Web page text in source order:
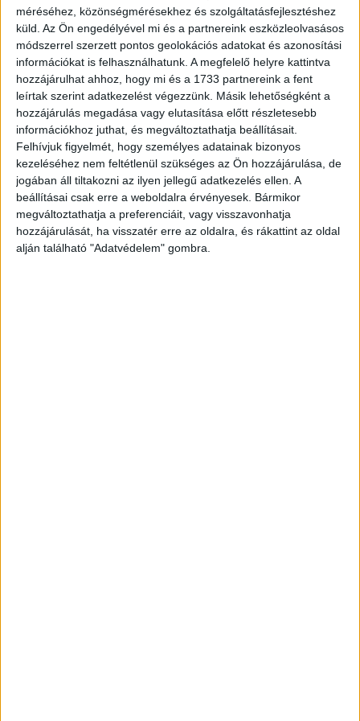
méréséhez, közönségmérésekhez és szolgáltatásfejlesztéshez
küld. Az Ön engedélyével mi és a partnereink eszközleolvasásos
módszerrel szerzett pontos geolokációs adatokat és azonosítási
információkat is felhasználhatunk. A megfelelő helyre kattintva
hozzájárulhat ahhoz, hogy mi és a 1733 partnereink a fent
leírtak szerint adatkezelést végezzünk. Másik lehetőségként a
hozzájárulás megadása vagy elutasítása előtt részletesebb
információkhoz juthat, és megváltoztathatja beállításait.
Felhívjuk figyelmét, hogy személyes adatainak bizonyos
kezeléséhez nem feltétlenül szükséges az Ön hozzájárulása, de
jogában áll tiltakozni az ilyen jellegű adatkezelés ellen. A
beállításai csak erre a weboldalra érvényesek. Bármikor
megváltoztathatja a preferenciáit, vagy visszavonhatja
hozzájárulását, ha visszatér erre az oldalra, és rákattint az oldal
alján található "Adatvédelem" gombra.
kerti bútorokról. Érdekesség, hogy az új divatirányzatnak
megfelelően már nemcsak a sötét, hanem a világos színű
bútorok is keresettek. Immár alapelvárás a fogyasztók
részéről, hogy a terasz vagy az erkély bútorait egész
szezonban a szabadban lehessen hagyni, így a fából
készült bútorokat egyre inkább felváltják a rattan vagy
műrattan változatok.
„Kertészeti osztályainkon dolgozó értékesítő
munkatársaink a szezonkezdet előtt átfogó szakmai
képzésen vettek részt, így meg tudnak felelni az átlagon
felüli vásárlói igényeknek is. A nagyobb látogatottságú
áruházaknál a szállító cégekkel kötött megállapodás
értelmében a beszállítók szaktanácsadókat is